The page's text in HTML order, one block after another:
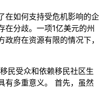
在如何支持受危机影响的企
在分歧。一项1亿美元的州
府在资源有限的情况下，
民受众和依赖移民社区生
有多重意义。 首先，虽然